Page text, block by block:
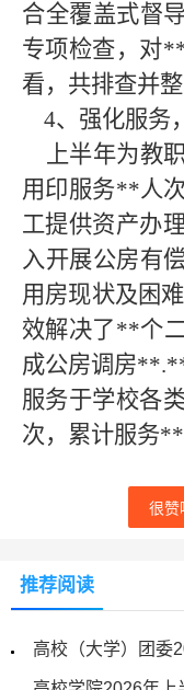
合全覆盖式督
专项检查，对
看，共排查并
4、强化服务
上半年为教
用印服务**人
工提供资产办
入开展公房有
用房现状及困
效解决了**个
成公房调房
服务于学校各
次，累计服务**
很赞
推荐阅读